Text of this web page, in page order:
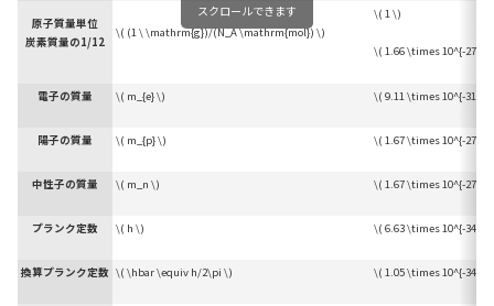
原子質量単位
炭素質量の1/12
\( (1 \ \mathrm{g})/(N_A \mathrm{mol}) \)
\( 1 \)
\( 1.66 \times 10^{-27} \)
電子の質量 \( m_{e} \) \( 9.11 \times 10^{-31} \)
陽子の質量 \( m_{p} \) \( 1.67 \times 10^{-27} \)
中性子の質量 \( m_n \) \( 1.67 \times 10^{-27} \)
プランク定数 \( h \) \( 6.63 \times 10^{-34} \)
換算プランク定数 \( \hbar \equiv h/2\pi \) \( 1.05 \times 10^{-34} \)
スクロールできます